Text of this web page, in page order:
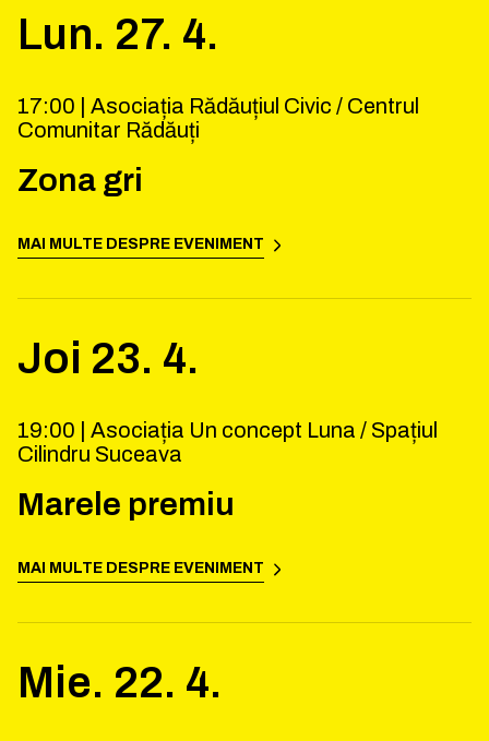
Lun. 27. 4.
17:00 | Asociația Rădăuțiul Civic / Centrul
Comunitar Rădăuți
Zona gri
MAI MULTE DESPRE EVENIMENT
Joi 23. 4.
19:00 | Asociația Un concept Luna / Spațiul
Cilindru Suceava
Marele premiu
MAI MULTE DESPRE EVENIMENT
Mie. 22. 4.